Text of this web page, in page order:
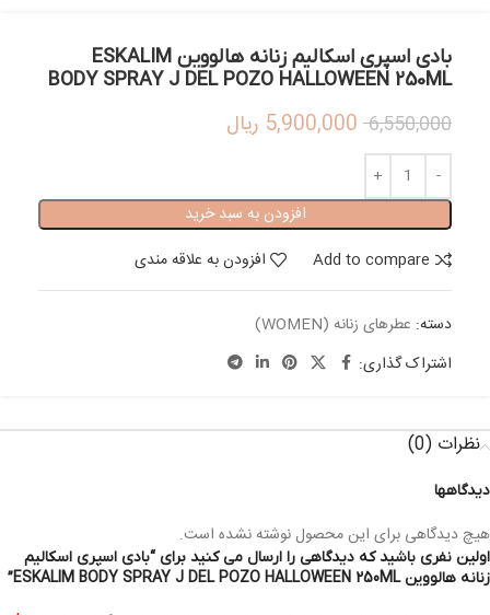
بادی اسپری اسکالیم زنانه هالووین ESKALIM
BODY SPRAY J DEL POZO HALLOWEEN 250ML
6,550,000
5,900,000 ریال
افزودن به سبد خرید
Add to compare
افزودن به علاقه مندی
دسته: عطرهای زنانه (WOMEN)
اشتراک گذاری:
نظرات (0)
دیدگاهها
هیچ دیدگاهی برای این محصول نوشته نشده است.
اولین نفری باشید که دیدگاهی را ارسال می کنید برای “بادی اسپری اسکالیم
زنانه هالووین ESKALIM BODY SPRAY J DEL POZO HALLOWEEN 250ML”